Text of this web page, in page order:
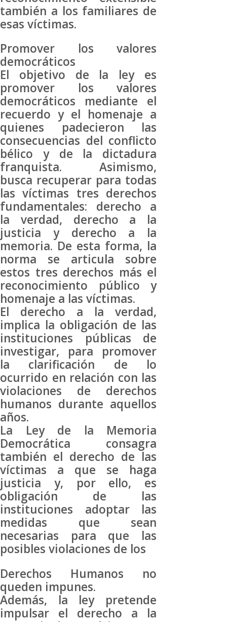
también a los familiares de
esas víctimas.
Promover los valores
democráticos
El objetivo de la ley es
promover los valores
democráticos mediante el
recuerdo y el homenaje a
quienes padecieron las
consecuencias del conflicto
bélico y de la dictadura
franquista. Asimismo,
busca recuperar para todas
las víctimas tres derechos
fundamentales: derecho a
la verdad, derecho a la
justicia y derecho a la
memoria. De esta forma, la
norma se articula sobre
estos tres derechos más el
reconocimiento público y
homenaje a las víctimas.
El derecho a la verdad,
implica la obligación de las
instituciones públicas de
investigar, para promover
la clarificación de lo
ocurrido en relación con las
violaciones de derechos
humanos durante aquellos
años.
La Ley de la Memoria
Democrática consagra
también el derecho de las
víctimas a que se haga
justicia y, por ello, es
obligación de las
instituciones adoptar las
medidas que sean
necesarias para que las
posibles violaciones de los
Derechos Humanos no
queden impunes.
Además, la ley pretende
impulsar el derecho a la